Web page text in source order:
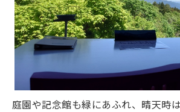
庭園や記念館も緑にあふれ、晴天時